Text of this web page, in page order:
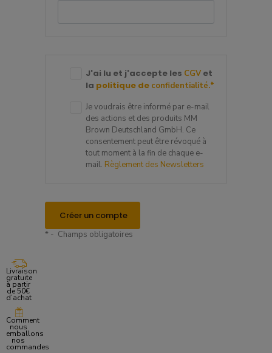
J'ai lu et j'accepte les CGVet
la politique de confidentialité.*
Je voudrais être informé par e-mail
des actions et des produits MM
Brown Deutschland GmbH. Ce
consentement peut être révoqué à
tout moment à la fin de chaque e-
mail. Règlement des Newsletters
Créer un compte
* - Champs obligatoires
Livraison
gratuite
à partir
de 50€
d’achat
Comment
nous
emballons
nos
commandes